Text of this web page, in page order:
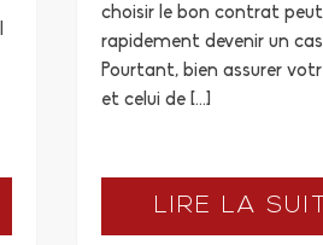
choisir le bon contrat peut
rapidement devenir un
Pourtant, bien assurer
et celui de […]
LIRE LA